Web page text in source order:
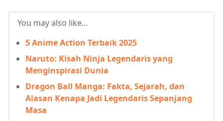
You may also like...
5 Anime Action Terbaik 2025
Naruto: Kisah Ninja Legendaris yang
Menginspirasi Dunia
Dragon Ball Manga: Fakta, Sejarah, dan
Alasan Kenapa Jadi Legendaris Sepanjang
Masa